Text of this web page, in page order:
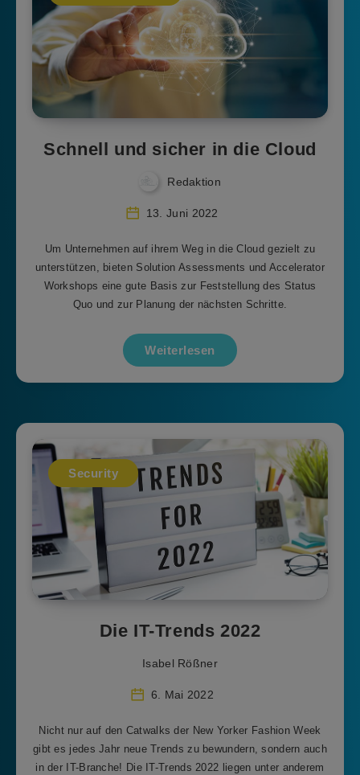
Schnell und sicher in die Cloud
Redaktion
13. Juni 2022
Um Unternehmen auf ihrem Weg in die Cloud gezielt zu
unterstützen, bieten Solution Assessments und Accelerator
Workshops eine gute Basis zur Feststellung des Status
Quo und zur Planung der nächsten Schritte.
Weiterlesen
Security
Die IT-Trends 2022
Isabel Rößner
6. Mai 2022
Nicht nur auf den Catwalks der New Yorker Fashion Week
gibt es jedes Jahr neue Trends zu bewundern, sondern auch
in der IT-Branche! Die IT-Trends 2022 liegen unter anderem